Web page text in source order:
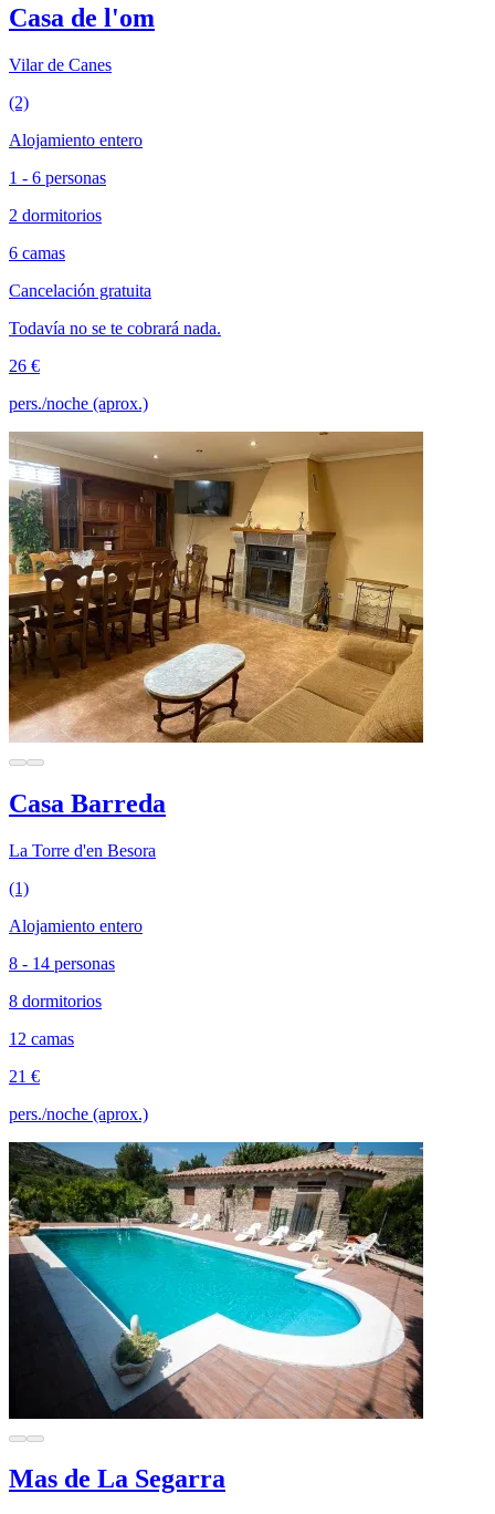
Casa de l'om
Vilar de Canes
(2)
Alojamiento entero
1 - 6 personas
2 dormitorios
6 camas
Cancelación gratuita
Todavía no se te cobrará nada.
26 €
pers./noche (aprox.)
Casa Barreda
La Torre d'en Besora
(1)
Alojamiento entero
8 - 14 personas
8 dormitorios
12 camas
21 €
pers./noche (aprox.)
Mas de La Segarra